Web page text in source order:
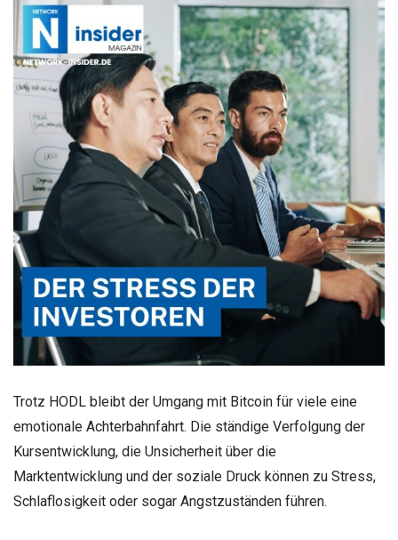
Trotz HODL bleibt der Umgang mit Bitcoin für viele eine
emotionale Achterbahnfahrt. Die ständige Verfolgung der
Kursentwicklung, die Unsicherheit über die
Marktentwicklung und der soziale Druck können zu Stress,
Schlaflosigkeit oder sogar Angstzuständen führen.